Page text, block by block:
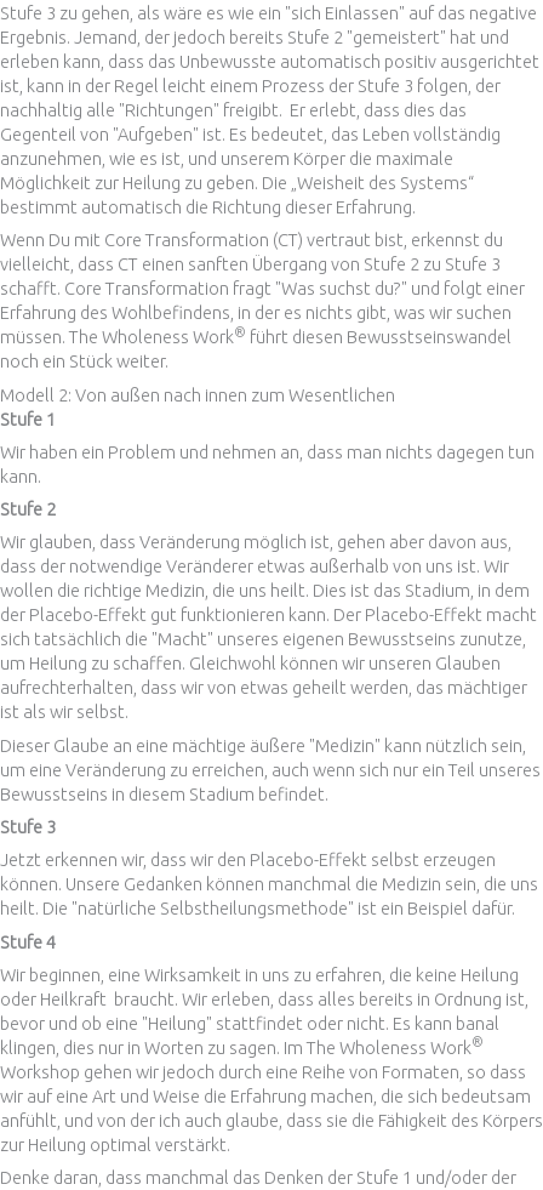
Stufe 3 zu gehen, als wäre es wie ein "sich Einlassen" auf das negative
Ergebnis. Jemand, der jedoch bereits Stufe 2 "gemeistert" hat und
erleben kann, dass das Unbewusste automatisch positiv ausgerichtet
ist, kann in der Regel leicht einem Prozess der Stufe 3 folgen, der
nachhaltig alle "Richtungen" freigibt. Er erlebt, dass dies das
Gegenteil von "Aufgeben" ist. Es bedeutet, das Leben vollständig
anzunehmen, wie es ist, und unserem Körper die maximale
Möglichkeit zur Heilung zu geben. Die „Weisheit des Systems“
bestimmt automatisch die Richtung dieser Erfahrung.
Wenn Du mit Core Transformation (CT) vertraut bist, erkennst du
vielleicht, dass CT einen sanften Übergang von Stufe 2 zu Stufe 3
schafft. Core Transformation fragt "Was suchst du?" und folgt einer
Erfahrung des Wohlbefindens, in der es nichts gibt, was wir suchen
müssen. The Wholeness Work® führt diesen Bewusstseinswandel
noch ein Stück weiter.
Modell 2: Von außen nach innen zum Wesentlichen
Stufe 1
Wir haben ein Problem und nehmen an, dass man nichts dagegen tun
kann.
Stufe 2
Wir glauben, dass Veränderung möglich ist, gehen aber davon aus,
dass der notwendige Veränderer etwas außerhalb von uns ist. Wir
wollen die richtige Medizin, die uns heilt. Dies ist das Stadium, in dem
der Placebo-Effekt gut funktionieren kann. Der Placebo-Effekt macht
sich tatsächlich die "Macht" unseres eigenen Bewusstseins zunutze,
um Heilung zu schaffen. Gleichwohl können wir unseren Glauben
aufrechterhalten, dass wir von etwas geheilt werden, das mächtiger
ist als wir selbst.
Dieser Glaube an eine mächtige äußere "Medizin" kann nützlich sein,
um eine Veränderung zu erreichen, auch wenn sich nur ein Teil unseres
Bewusstseins in diesem Stadium befindet.
Stufe 3
Jetzt erkennen wir, dass wir den Placebo-Effekt selbst erzeugen
können. Unsere Gedanken können manchmal die Medizin sein, die uns
heilt. Die "natürliche Selbstheilungsmethode" ist ein Beispiel dafür.
Stufe 4
Wir beginnen, eine Wirksamkeit in uns zu erfahren, die keine Heilung
oder Heilkraft braucht. Wir erleben, dass alles bereits in Ordnung ist,
bevor und ob eine "Heilung" stattfindet oder nicht. Es kann banal
klingen, dies nur in Worten zu sagen. Im The Wholeness Work®
Workshop gehen wir jedoch durch eine Reihe von Formaten, so dass
wir auf eine Art und Weise die Erfahrung machen, die sich bedeutsam
anfühlt, und von der ich auch glaube, dass sie die Fähigkeit des Körpers
zur Heilung optimal verstärkt.
Denke daran, dass manchmal das Denken der Stufe 1 und/oder der